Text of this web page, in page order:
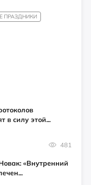
ПРАЗДНИКИ
в силу этой...
481
«Внутренний